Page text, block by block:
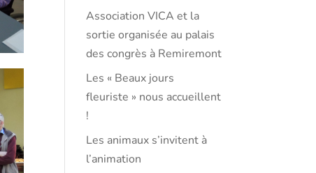
Association VICA et la
sortie organisée au palais
des congrès à Remiremont
Les « Beaux jours
fleuriste » nous accueillent
!
Les animaux s’invitent à
l’animation